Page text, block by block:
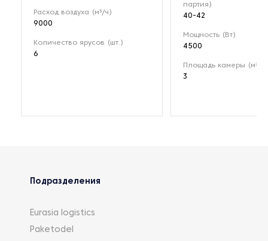
Расход воздуха (м³/ч)
9000
Количество ярусов (шт.)
6
партия)
40-42
Мощность (Вт)
4500
Площадь камеры (м²)
3
Подразделения
Eurasia logistics
Paketodel